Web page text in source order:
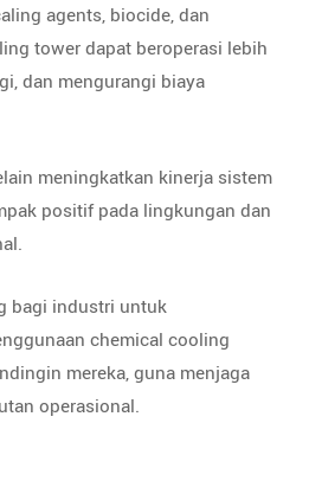
agents, biocide, dan
tower dapat beroperasi lebih
dan mengurangi biaya
meningkatkan kinerja sistem
positif pada lingkungan dan
bagi industri untuk
chemical cooling
mereka, guna menjaga
operasional.